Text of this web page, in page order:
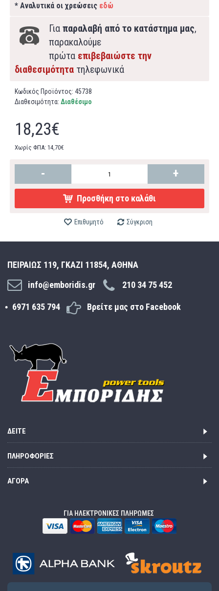
* Αναλυτικά οι χρεώσεις εδώ
Για παραλαβή από το κατάστημα μας,
παρακαλούμε
πρώτα επιβεβαιώστε την
διαθεσιμότητα τηλεφωνικά
Κωδικός Προϊόντος: 45738
Διαθεσιμότητα: Διαθέσιμο
18,23€
Χωρίς ΦΠΑ: 14,70€
- +
Προσθήκη στο καλάθι
Επιθυμητό Σύγκριση
ΠΕΙΡΑΙΩΣ 119, ΓΚΑΖΙ 11854, ΑΘΗΝΑ
info@emboridis.gr
210 34 75 452
6971 635 794 Βρείτε μας στο Facebook
ΔΕΊΤΕ
ΠΛΗΡΟΦΟΡΊΕΣ
ΑΓΟΡΆ
ΓΙΑ ΗΛΕΚΤΡΟΝΙΚΕΣ ΠΛΗΡΩΜΕΣ